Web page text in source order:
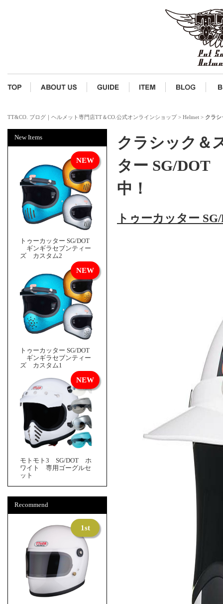
TT&CO. ブログ｜ヘルメット専門店TT＆CO.公式オンラインショップ> Helmet > クラ
New Items
トゥーカッター SG/DOT
ギンギラセブンティー
ズ カスタム2
トゥーカッター SG/DOT
ギンギラセブンティー
ズ カスタム1
モトモト3 SG/DOT ホ
ワイト 専用ゴーグルセ
ット
Recommend
クラシック＆
ター SG/
中！
トゥーカッター